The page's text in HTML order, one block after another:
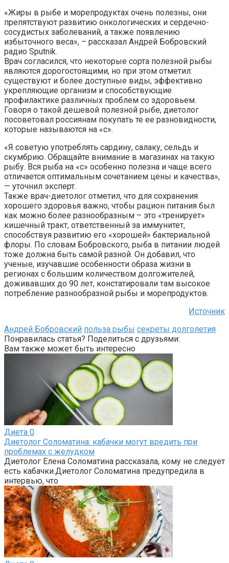
«Жиры в рыбе и морепродуктах очень полезны, они
препятствуют развитию онкологических и сердечно-
сосудистых заболеваний, а также появлению
избыточного веса», – рассказал Андрей Бобровский
радио Sputnik.
Врач согласился, что некоторые сорта полезной рыбы
являются дорогостоящими, но при этом отметил:
существуют и более доступные виды, эффективно
укрепляющие организм и способствующие
профилактике различных проблем со здоровьем.
Говоря о такой дешевой полезной рыбе, диетолог
посоветовал россиянам покупать те ее разновидности,
которые называются на «с».
«Я советую употреблять сардину, салаку, сельдь и
скумбрию. Обращайте внимание в магазинах на такую
рыбу. Вся рыба на «с» особенно полезна и чаще всего
отличается оптимальным сочетанием цены и качества»,
— уточнил эксперт.
Также врач-диетолог отметил, что для сохранения
хорошего здоровья важно, чтобы рацион питания был
как можно более разнообразным – это «тренирует»
кишечный тракт, ответственный за иммунитет,
способствуя развитию его «хорошей» бактериальной
флоры. По словам Бобровского, рыба в питании людей
тоже должна быть самой разной. Он добавил, что
ученые, изучавшие особенности образа жизни в
регионах с большим количеством долгожителей,
доживавших до 90 лет, констатировали там высокое
потребление разнообразной рыбы и морепродуктов.
Источник
Андрей Бобровский польза рыбы секреты долголетия
Понравилась статья? Поделиться с друзьями:
Вам также может быть интересно
Диета 0
Диетолог Соломатина: кабачки могут вредить при
проблемах с желудком
Диетолог Елена Соломатина рассказала, кому не следует
есть кабачки.Диетолог Соломатина предупредила в
интервью, что